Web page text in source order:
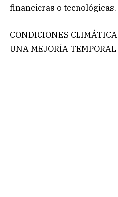
financieras o tecnológicas.
CONDICIONES
UNA MEJORÍA TEMPORAL